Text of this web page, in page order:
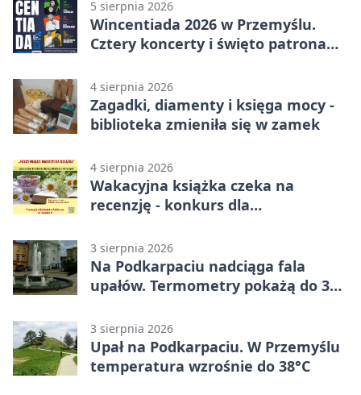
5 sierpnia 2026
Wincentiada 2026 w Przemyślu.
Cztery koncerty i święto patrona
4 sierpnia 2026
Zagadki, diamenty i księga mocy -
biblioteka zmieniła się w zamek
4 sierpnia 2026
Wakacyjna książka czeka na
recenzję - konkurs dla
3 sierpnia 2026
Na Podkarpaciu nadciąga fala
upałów. Termometry pokażą do 36
3 sierpnia 2026
Upał na Podkarpaciu. W Przemyślu
temperatura wzrośnie do 38°C